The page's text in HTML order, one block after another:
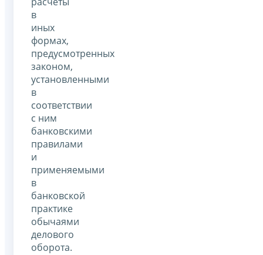
в
иных
формах,
предусмотренных
законом,
установленными
в
соответствии
с ним
банковскими
правилами
и
применяемыми
в
банковской
практике
обычаями
делового
оборота.